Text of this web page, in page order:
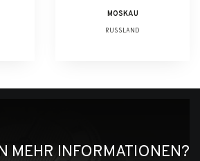
MOSKAU
RUSSLAND
MEHR INFORMATIONEN?